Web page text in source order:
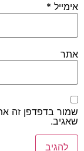
אימייל *
אתר
שמור בדפדפן זה
שאגיב.